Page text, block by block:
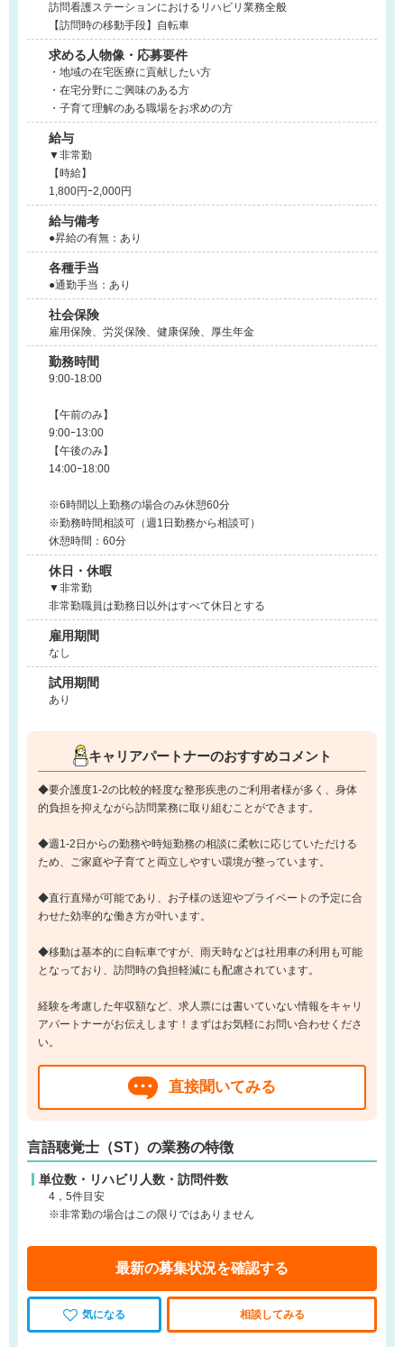
訪問看護ステーションにおけるリハビリ業務全般
【訪問時の移動手段】自転車
求める人物像・応募要件
・地域の在宅医療に貢献したい方
・在宅分野にご興味のある方
・子育て理解のある職場をお求めの方
給与
▼非常勤
【時給】
1,800円ｰ2,000円
給与備考
●昇給の有無：あり
各種手当
●通勤手当：あり
社会保険
雇用保険、労災保険、健康保険、厚生年金
勤務時間
9:00-18:00
【午前のみ】
9:00ｰ13:00
【午後のみ】
14:00ｰ18:00
※6時間以上勤務の場合のみ休憩60分
※勤務時間相談可（週1日勤務から相談可）
休憩時間：60分
休日・休暇
▼非常勤
非常勤職員は勤務日以外はすべて休日とする
雇用期間
なし
試用期間
あり
キャリアパートナーのおすすめコメント
◆要介護度1-2の比較的軽度な整形疾患のご利用者様が多く、身体
的負担を抑えながら訪問業務に取り組むことができます。
◆週1-2日からの勤務や時短勤務の相談に柔軟に応じていただける
ため、ご家庭や子育てと両立しやすい環境が整っています。
◆直行直帰が可能であり、お子様の送迎やプライベートの予定に合
わせた効率的な働き方が叶います。
◆移動は基本的に自転車ですが、雨天時などは社用車の利用も可能
となっており、訪問時の負担軽減にも配慮されています。
経験を考慮した年収額など、求人票には書いていない情報をキャリ
アパートナーがお伝えします！まずはお気軽にお問い合わせくださ
い。
直接聞いてみる
言語聴覚士（ST）の業務の特徴
単位数・リハビリ人数・訪問件数
4，5件目安
※非常勤の場合はこの限りではありません
最新の募集状況を確認する
気になる 相談してみる